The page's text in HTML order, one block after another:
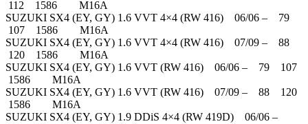
112 1586 M16A
SUZUKI SX4 (EY, GY) 1.6 VVT 4×4 (RW 416) 06/06 – 79
107 1586 M16A
SUZUKI SX4 (EY, GY) 1.6 VVT 4×4 (RW 416) 07/09 – 88
120 1586 M16A
SUZUKI SX4 (EY, GY) 1.6 VVT (RW 416) 06/06 – 79 107
1586 M16A
SUZUKI SX4 (EY, GY) 1.6 VVT (RW 416) 07/09 – 88 120
1586 M16A
SUZUKI SX4 (EY, GY) 1.9 DDiS 4×4 (RW 419D) 06/06 –